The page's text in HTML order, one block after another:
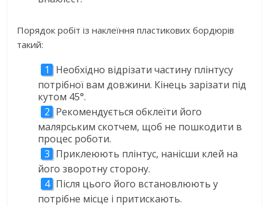
Порядок робіт із наклеїння пластикових бордюрів
такий:
Необхідно відрізати частину плінтусу
потрібної вам довжини. Кінець зарізати під
кутом 45°.
Рекомендується обклеїти його
малярським скотчем, щоб не пошкодити в
процес роботи.
Приклеюють плінтус, нанісши клей на
його зворотну сторону.
Після цього його встановлюють у
потрібне місце і притискають.